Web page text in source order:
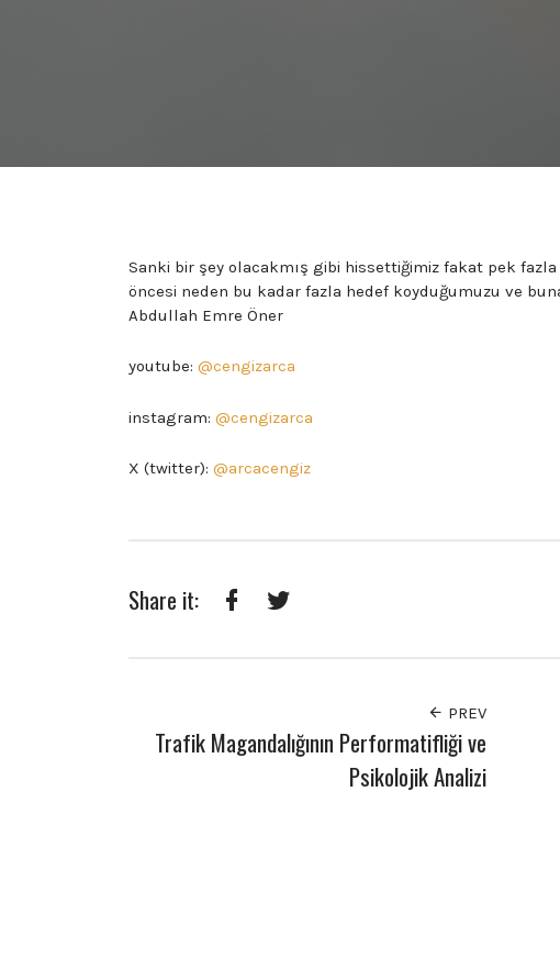
Sanki bir şey olacakmış gibi hissettiğimiz fakat pek
öncesi neden bu kadar fazla hedef koyduğumuzu ve
Abdullah Emre Öner
youtube: @cengizarca
instagram: @cengizarca
X (twitter): @arcacengiz
Share it:
PREV
Trafik Magandalığının Performatifliği ve
Psikolojik Analizi